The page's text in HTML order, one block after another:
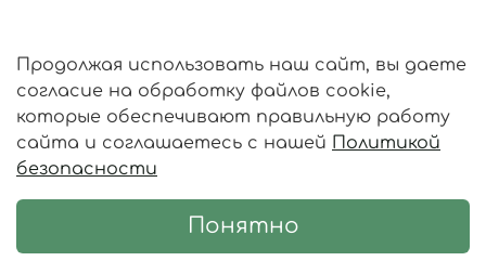
Оферта и политика конфиденциальности
Пользовательское соглашение
Личный кабинет
© 2018-2026 www.greenfactory.su
Продолжая использовать наш сайт, вы даете
согласие на обработку файлов cookie,
которые обеспечивают правильную работу
сайта и соглашаетесь с нашей Политикой
безопасности
Понятно